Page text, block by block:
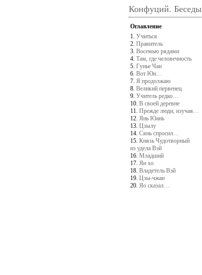
Конфуций.
Оглавление
1. Учиться
2. Правитель
3. Восемью рядами
4. Там, где человечность
5. Гунье Чан
6. Вот Юн…
7. Я продолжаю
8. Великий первенец
9. Учитель редко…
10. В своей деревне
11. Прежде люди, изучая…
12. Янь Юань
13. Цзылу
14. Сянь спросил…
15. Князь Чудотворный
из удела Вэй
16. Младший
17. Ян хо
18. Владетель Вэй
19. Цзы-чжан
20. Яо сказал…